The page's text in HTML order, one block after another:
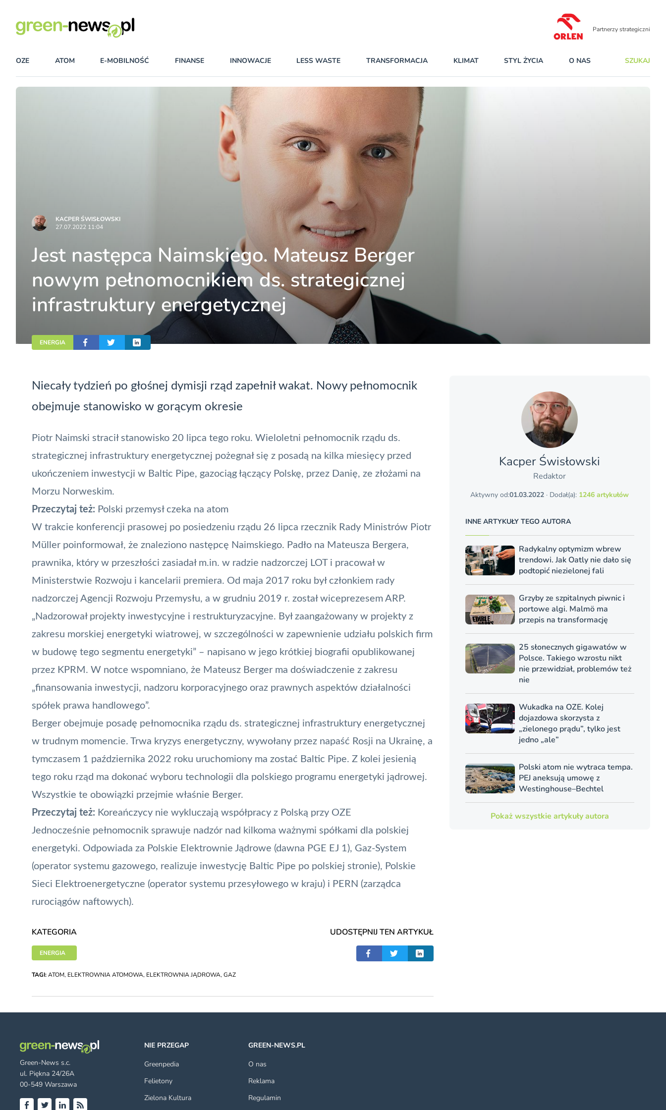
Partnerzy strategiczni
OZE ATOM E-MOBILNOŚĆ FINANSE INNOWACJE LESS WASTE TRANSFORMACJA KLIMAT STYL ŻYCIA O NAS SZUKAJ
KACPER ŚWISŁO­WSKI
27.07.2022 11:04
Jest następca Naimskiego. Mateusz Berger
nowym pełnomocnikiem ds. strategicznej
infrastruktury energetycznej
ENERGIA
Niecały tydzień po głośnej dymisji rząd zapełnił wakat. Nowy pełnomocnik
obejmuje stanowisko w gorącym okresie
Piotr Naimski stracił stanowisko 20 lipca tego roku. Wieloletni pełnomocnik rządu ds.
strategicznej infrastruktury energetycznej pożegnał się z posadą na kilka miesięcy przed
ukończeniem inwestycji w Baltic Pipe, gazociąg łączący Polskę, przez Danię, ze złożami na
Morzu Norweskim.
Przeczytaj też: Polski przemysł czeka na atom
W trakcie konferencji prasowej po posiedzeniu rządu 26 lipca rzecznik Rady Ministrów Piotr
Müller poinformował, że znaleziono następcę Naimskiego. Padło na Mateusza Bergera,
prawnika, który w przeszłości zasiadał m.in. w radzie nadzorczej LOT i pracował w
Ministerstwie Rozwoju i kancelarii premiera. Od maja 2017 roku był członkiem rady
nadzorczej Agencji Rozwoju Przemysłu, a w grudniu 2019 r. został wiceprezesem ARP.
„Nadzorował projekty inwestycyjne i restrukturyzacyjne. Był zaangażowany w projekty z
zakresu morskiej energetyki wiatrowej, w szczególności w zapewnienie udziału polskich firm
w budowę tego segmentu energetyki” – napisano w jego krótkiej biografii opublikowanej
przez KPRM. W notce wspomniano, że Mateusz Berger ma doświadczenie z zakresu
„finansowania inwestycji, nadzoru korporacyjnego oraz prawnych aspektów działalności
spółek prawa handlowego”.
Berger obejmuje posadę pełnomocnika rządu ds. strategicznej infrastruktury energetycznej
w trudnym momencie. Trwa kryzys energetyczny, wywołany przez napaść Rosji na Ukrainę, a
tymczasem 1 października 2022 roku uruchomiony ma zostać Baltic Pipe. Z kolei jesienią
tego roku rząd ma dokonać wyboru technologii dla polskiego programu energetyki jądrowej.
Wszystkie te obowiązki przejmie właśnie Berger.
Przeczytaj też: Koreańczycy nie wykluczają współpracy z Polską przy OZE
Jednocześnie pełnomocnik sprawuje nadzór nad kilkoma ważnymi spółkami dla polskiej
energetyki. Odpowiada za Polskie Elektrownie Jądrowe (dawna PGE EJ 1), Gaz-System
(operator systemu gazowego, realizuje inwestycję Baltic Pipe po polskiej stronie), Polskie
Sieci Elektroenergetyczne (operator systemu przesyłowego w kraju) i PERN (zarządca
rurociągów naftowych).
KATEGORIA
ENERGIA
UDOSTĘPNIJ TEN ARTYKUŁ
TAGI:ATOM, ELEKTROWNIA ATOMOWA, ELEKTROWNIA JĄDROWA, GAZ
Kacper Świsło­wski
Redaktor
Aktywny od:01.03.2022 · Dodał(a): 1246 artykułów
INNE ARTYKUŁY TEGO AUTORA
Radykalny optymizm wbrew
trendowi. Jak Oatly nie dało się
podtopić niezielonej fali
Grzyby ze szpitalnych piwnic i
portowe algi. Malmö ma
przepis na transformację
25 słonecznych gigawatów w
Polsce. Takiego wzrostu nikt
nie przewidział, problemów też
nie
Wukadka na OZE. Kolej
dojazdowa skorzysta z
„zielonego prądu”, tylko jest
jedno „ale”
Polski atom nie wytraca tempa.
PEJ aneksują umowę z
Westinghouse–Bechtel
Pokaż wszystkie artykuły autora
Green-News s.c.
ul. Piękna 24/26A
00-549 Warszawa
NIE PRZEGAP
Greenpedia
Felietony
Zielona Kultura
GREEN-NEWS.PL
O nas
Reklama
Regulamin